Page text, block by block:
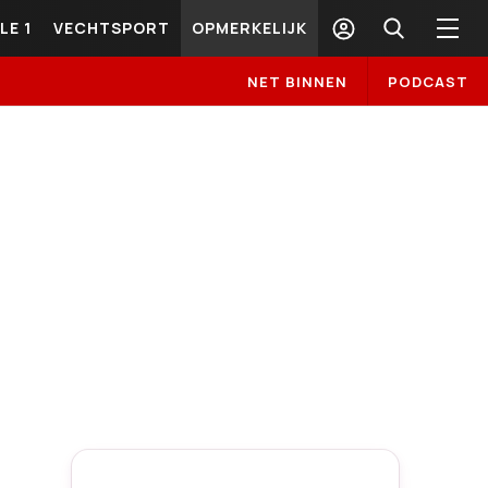
1 VECHTSPORT OPMERKELIJK
NET BINNEN PODCAST